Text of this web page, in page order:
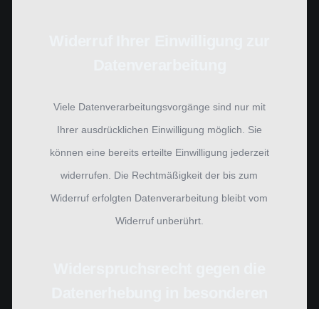
Viele Datenverarbeitungsvorgänge sind nur mit
Ihrer ausdrücklichen Einwilligung möglich. Sie
können eine bereits erteilte Einwilligung jederzeit
widerrufen. Die Rechtmäßigkeit der bis zum
Widerruf erfolgten Datenverarbeitung bleibt vom
Widerruf unberührt.